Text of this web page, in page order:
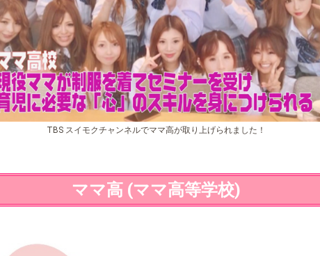
TBS スイモクチャンネルでママ高が取り上げられました！
ママ高 (ママ高等学校)